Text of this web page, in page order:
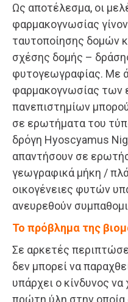
Ως αποτέλεσμα, οι
φαρμακογνωσίας
ταυτοποίησης δομών
σχέσης δομής –
φυτογεωγραφίας. Με
φαρμακογνωσίας των
πανεπιστημίων
σε ερωτήματα του
δρόγη Hyoscyamus
απαντήσουν σε
γεωγραφικά μήκη /
οικογένειες φυτών
ανευρεθούν
Το πρόβλημα της
Σε αρκετές
δεν μπορεί να
υπάρχει ο κίνδυνος
πρώτη ύλη στην οποία